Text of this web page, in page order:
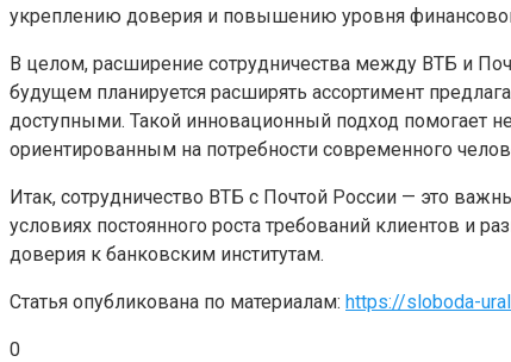
укреплению доверия и повышению уровня
В целом, расширение сотрудничества между ВТБ и
будущем планируется расширять ассортимент
доступными. Такой инновационный подход помогает
ориентированным на потребности современного
Итак, сотрудничество ВТБ с Почтой России — это
условиях постоянного роста требований клиентов и
доверия к банковским институтам.
Статья опубликована по материалам: https://sloboda-
0